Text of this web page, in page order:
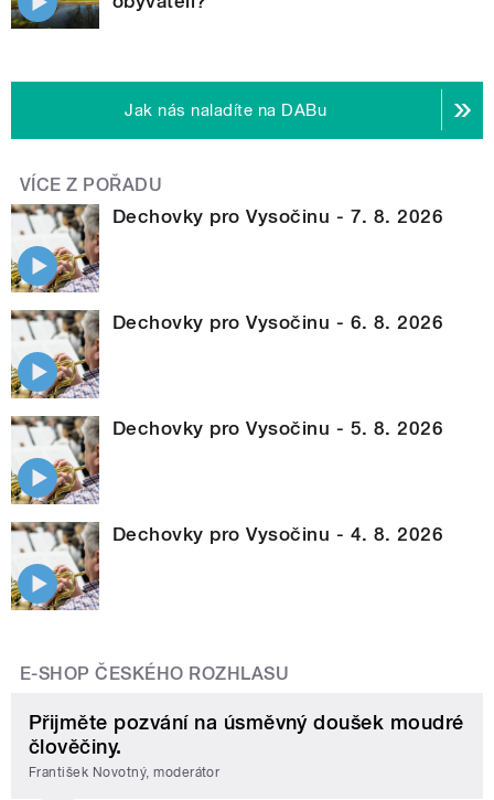
Jak nás naladíte na DABu
VÍCE Z POŘADU
Dechovky pro Vysočinu - 7. 8. 2026
Dechovky pro Vysočinu - 6. 8. 2026
Dechovky pro Vysočinu - 5. 8. 2026
Dechovky pro Vysočinu - 4. 8. 2026
E-SHOP ČESKÉHO ROZHLASU
Přijměte pozvání na úsměvný doušek moudré
člověčiny.
František Novotný, moderátor